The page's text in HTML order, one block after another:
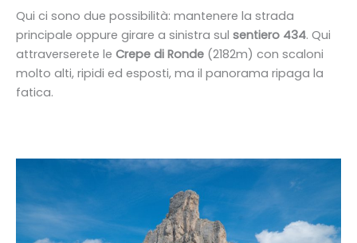
Qui ci sono due possibilità: mantenere la strada
principale oppure girare a sinistra sul sentiero 434. Qui
attraverserete le Crepe di Ronde (2182m) con scaloni
molto alti, ripidi ed esposti, ma il panorama ripaga la
fatica.